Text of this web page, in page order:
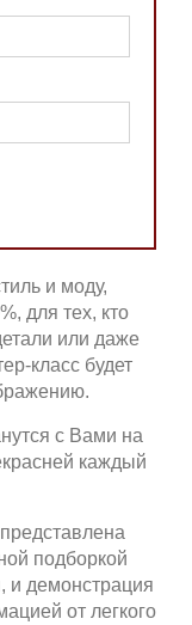
и моду,
для тех, кто
или даже
класс будет
с Вами на
каждый
подборкой
и демонстрация
от легкого